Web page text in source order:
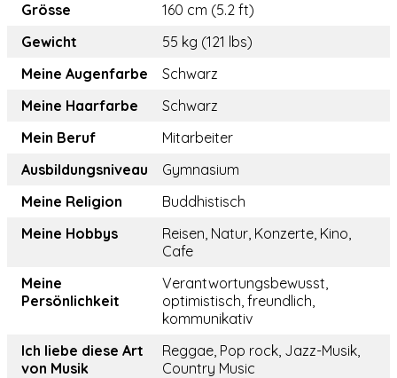
Grösse
160 cm (5.2 ft)
Gewicht
55 kg (121 lbs)
Meine Augenfarbe
Schwarz
Meine Haarfarbe
Schwarz
Mein Beruf
Mitarbeiter
Ausbildungsniveau
Gymnasium
Meine Religion
Buddhistisch
Meine Hobbys
Reisen, Natur, Konzerte, Kino,
Cafe
Meine
Persönlichkeit
Verantwortungsbewusst,
optimistisch, freundlich,
kommunikativ
Ich liebe diese Art
von Musik
Reggae, Pop rock, Jazz-Musik,
Country Music